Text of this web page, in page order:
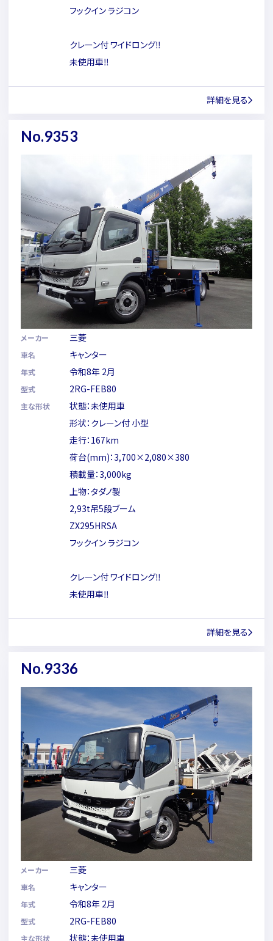
フックイン ラジコン
クレーン付 ワイドロング‼
未使用車‼
詳細を見る
No.9353
メーカー 三菱
車名 キャンター
年式 令和8年 2月
型式 2RG-FEB80
主な形状
状態：未使用車
形状：クレーン付 小型
走行：167km
荷台(mm)：3,700×2,080×380
積載量：3,000kg
上物：タダノ製
2,93t吊5段ブーム
ZX295HRSA
フックイン ラジコン
クレーン付 ワイドロング‼
未使用車‼
詳細を見る
No.9336
メーカー 三菱
車名 キャンター
年式 令和8年 2月
型式 2RG-FEB80
主な形状 状態：未使用車